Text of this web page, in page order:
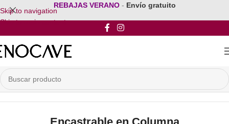
Skip to navigation
Skip to main content
REBAJAS VERANO - Envío gratuito
Inicio/Vinoteca Encastrable/Encastrable en Columna